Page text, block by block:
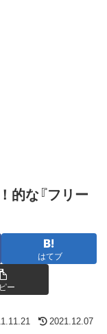
的な『フリー
はてブ
ー
2021.12.07